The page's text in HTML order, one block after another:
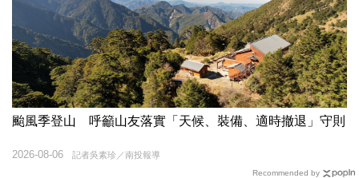
颱風季登山 呼籲山友落實「天候、裝備、適時撤退」守則
記者吳素珍／南投報導
2026-08-06
Recommended by